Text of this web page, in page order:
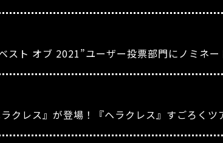
スト オブ 2021”ユーザー投票部門にノミネー
クレス』が登場！『ヘラクレス』すごろくツ